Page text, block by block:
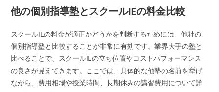
他の個別指導塾とスクールIEの料金比較
スクールIEの料金が適正かどうかを判断するためには、他社の
個別指導塾と比較することが非常に有効です。業界大手の塾と
比べることで、スクールIEの立ち位置やコストパフォーマンス
の良さが見えてきます。ここでは、具体的な他塾の名前を挙げ
ながら、費用相場や授業時間、長期休みの講習費用について詳